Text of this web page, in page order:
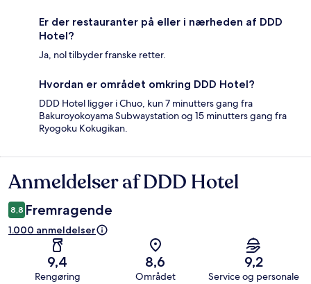
Er der restauranter på eller i nærheden af DDD
Hotel?
Ja, nol tilbyder franske retter.
Hvordan er området omkring DDD Hotel?
DDD Hotel ligger i Chuo, kun 7 minutters gang fra
Bakuroyokoyama Subwaystation og 15 minutters gang fra
Ryogoku Kokugikan.
Anmeldelser
Anmeldelser af DDD Hotel
8,8 Fremragende
1.000 anmeldelser
9,4
Rengøring
8,6
Området
9,2
Service og personale